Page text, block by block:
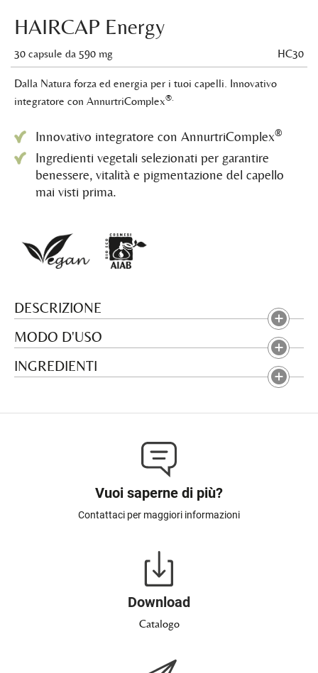
HAIRCAP Energy
30 capsule da 590 mg HC30
Dalla Natura forza ed energia per i tuoi capelli. Innovativo
integratore con AnnurtriComplex®.
Innovativo integratore con AnnurtriComplex®
Ingredienti vegetali selezionati per garantire
benessere, vitalità e pigmentazione del capello
mai visti prima.
DESCRIZIONE
MODO D'USO
INGREDIENTI
Vuoi saperne di più?
Contattaci per maggiori informazioni
Download
Catalogo